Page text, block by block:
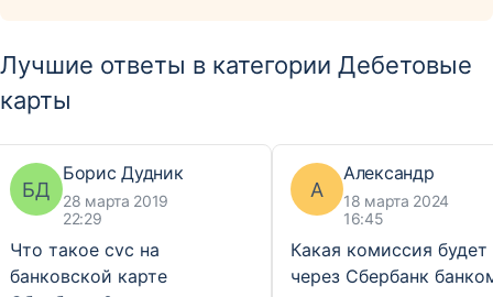
Лучшие ответы в категории Дебетовые
карты
БД
Борис Дудник
28 марта 2019
22:29
Что такое cvc на
банковской карте
А
Александр
18 марта 2024
16:45
Какая комиссия будет
через Сбербанк